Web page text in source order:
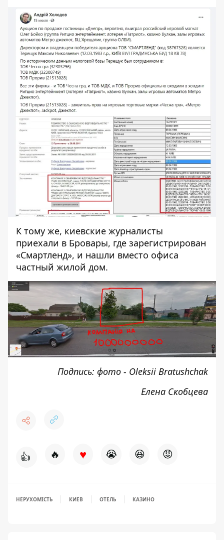
К тому же, киевские журналисты
приехали в Бровары, где зарегистрирован
«Смартленд», и нашли вместо офиса
частный жилой дом.
Подпись: фото - Oleksii Bratushchak
Елена Скобцева
👍 🔥 ♥ 😭 😆 😡
НЕРУХОМІСТЬ КИЕВ ОТЕЛЬ КАЗИНО